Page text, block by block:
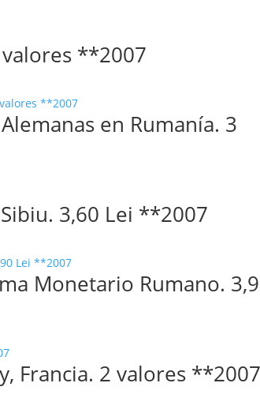
valores **2007
en Rumanía. 3
3,60 Lei **2007
Monetario Rumano.
Francia. 2 valores